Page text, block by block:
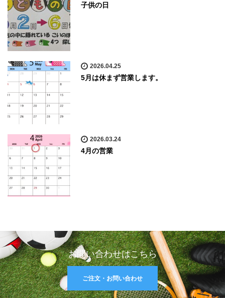
子供の日
2026.04.25
5月は休まず営業します。
2026.03.24
4月の営業
お問い合わせはこちら
ご注文・お問い合わせ